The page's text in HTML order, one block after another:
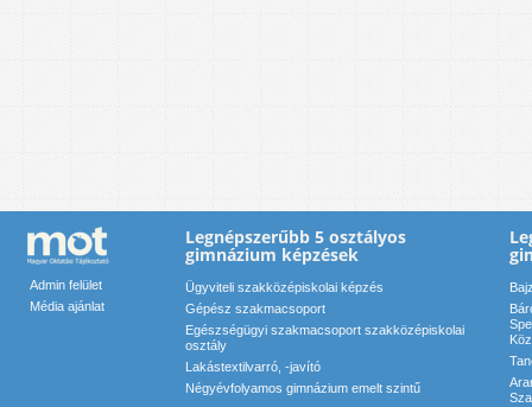
Admin felület
Média ajánlat
Legnépszerűbb 5 osztályos
gimnázium képzések
Ügyviteli szakközépiskolai képzés
Gépész szakmacsoport
Egészségügyi szakmacsoport szakközépiskolai
osztály
Lakástextilvarró, -javító
Négyévfolyamos gimnázium emelt szintű